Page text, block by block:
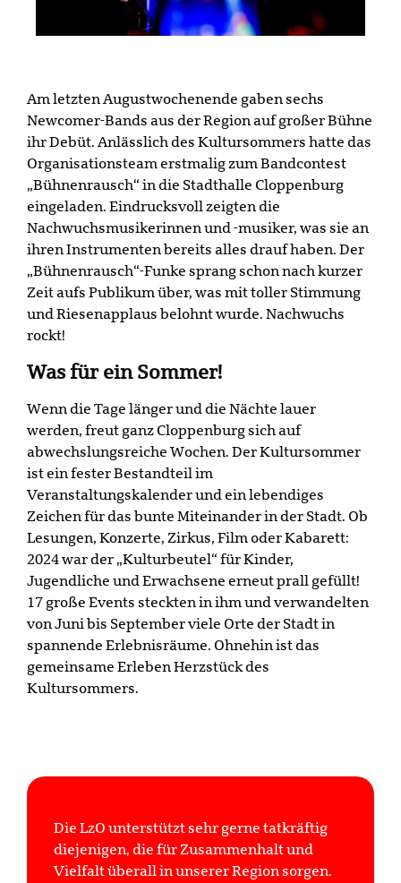
Am letzten Augustwochenende gaben sechs
Newcomer-Bands aus der Region auf großer Bühne
ihr Debüt. Anlässlich des Kultursommers hatte das
Organisationsteam erstmalig zum Bandcontest
„Bühnenrausch“ in die Stadthalle Cloppenburg
eingeladen. Eindrucksvoll zeigten die
Nachwuchsmusikerinnen und -musiker, was sie an
ihren Instrumenten bereits alles drauf haben. Der
„Bühnenrausch“-Funke sprang schon nach kurzer
Zeit aufs Publikum über, was mit toller Stimmung
und Riesenapplaus belohnt wurde. Nachwuchs
rockt!
Was für ein Sommer!
Wenn die Tage länger und die Nächte lauer
werden, freut ganz Cloppenburg sich auf
abwechslungsreiche Wochen. Der Kultursommer
ist ein fester Bestandteil im
Veranstaltungskalender und ein lebendiges
Zeichen für das bunte Miteinander in der Stadt. Ob
Lesungen, Konzerte, Zirkus, Film oder Kabarett:
2024 war der „Kulturbeutel“ für Kinder,
Jugendliche und Erwachsene erneut prall gefüllt!
17 große Events steckten in ihm und verwandelten
von Juni bis September viele Orte der Stadt in
spannende Erlebnisräume. Ohnehin ist das
gemeinsame Erleben Herzstück des
Kultursommers.
Die LzO unterstützt sehr gerne tatkräftig
diejenigen, die für Zusammenhalt und
Vielfalt überall in unserer Region sorgen.